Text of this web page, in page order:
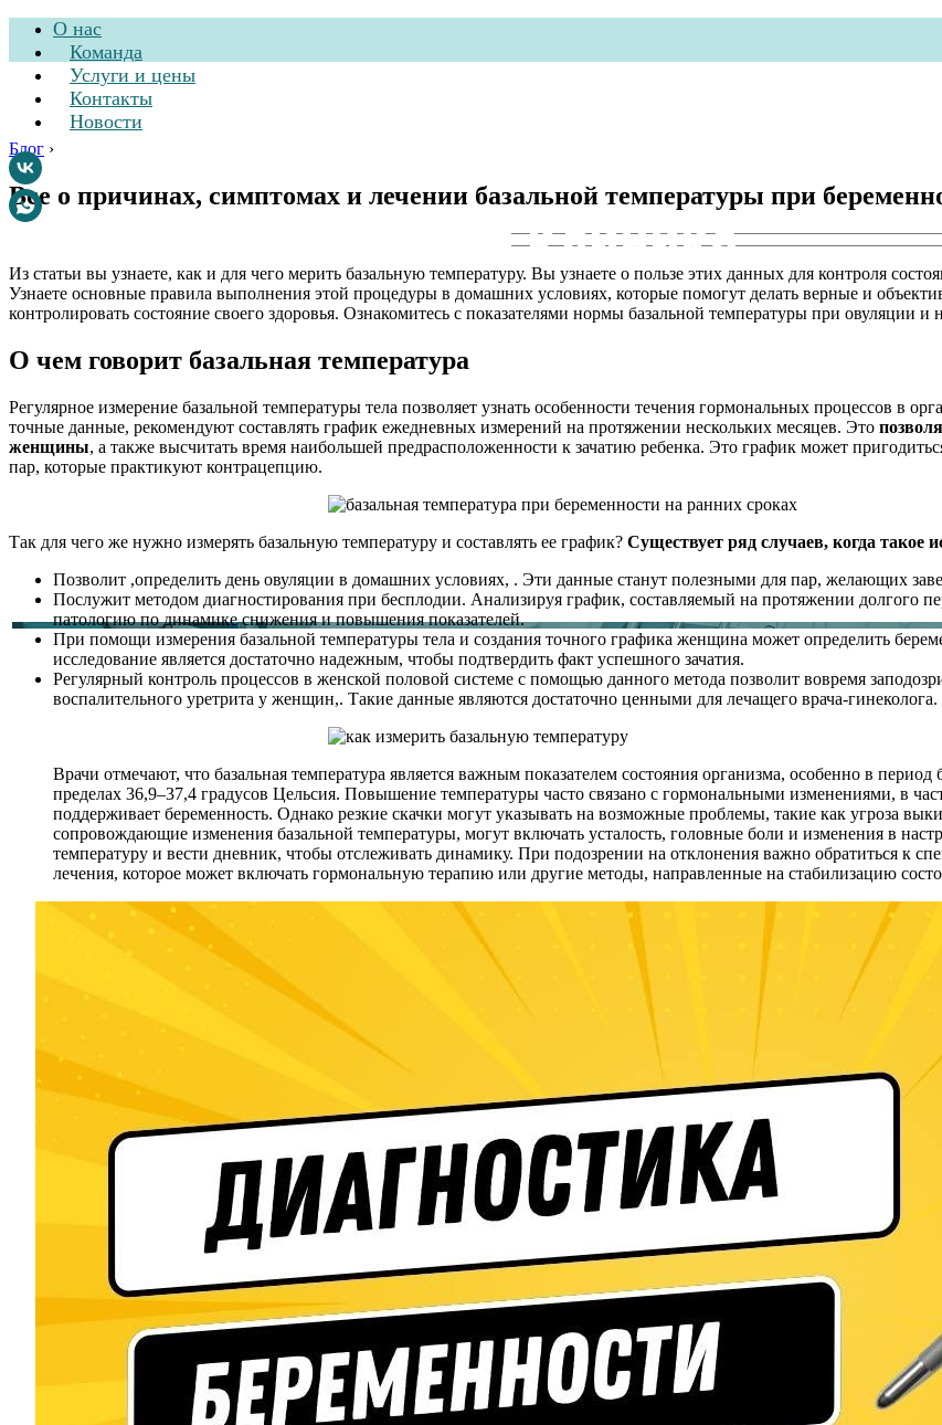
О нас
Команда
Услуги и цены
Контакты
Новости
Стоматологическая клиника
Блог ›
Все о причинах, симптомах и лечении базальной температуры при
Из статьи вы узнаете, как и для чего мерить базальную температуру. Вы узнаете о пользе этих данных для контроля
Узнаете основные правила выполнения этой процедуры в домашних условиях, которые помогут делать верные и
контролировать состояние своего здоровья. Ознакомитесь с показателями нормы базальной температуры при овуляции и
О чем говорит базальная температура
Регулярное измерение базальной температуры тела позволяет узнать особенности течения гормональных процессов в
точные данные, рекомендуют составлять график ежедневных измерений на протяжении нескольких месяцев. Это
женщины, а также высчитать время наибольшей предрасположенности к зачатию ребенка. Это график может
пар, которые практикуют контрацепцию.
Так для чего же нужно измерять базальную температуру и составлять ее график? Существует ряд случаев, когда такое
Позволит ,определить день овуляции в домашних условиях, . Эти данные станут полезными для пар, желающих
Послужит методом диагностирования при бесплодии. Анализируя график, составляемый на протяжении долгого
патологию по динамике снижения и повышения показателей.
При помощи измерения базальной температуры тела и создания точного графика женщина может определить
исследование является достаточно надежным, чтобы подтвердить факт успешного зачатия.
Регулярный контроль процессов в женской половой системе с помощью данного метода позволит вовремя
воспалительного уретрита у женщин,. Такие данные являются достаточно ценными для лечащего врача-гинеколога.
Врачи отмечают, что базальная температура является важным показателем состояния организма, особенно в
пределах 36,9–37,4 градусов Цельсия. Повышение температуры часто связано с гормональными изменениями, в
поддерживает беременность. Однако резкие скачки могут указывать на возможные проблемы, такие как угроза
сопровождающие изменения базальной температуры, могут включать усталость, головные боли и изменения в
температуру и вести дневник, чтобы отслеживать динамику. При подозрении на отклонения важно обратиться к
лечения, которое может включать гормональную терапию или другие методы, направленные на стабилизацию